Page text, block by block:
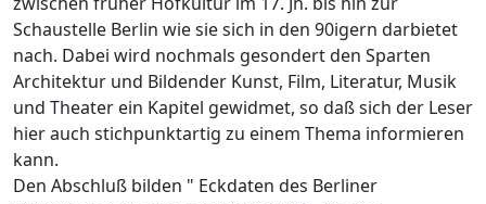
Schaustelle Berlin wie sie sich in den 90igern darbietet
nach. Dabei wird nochmals gesondert den Sparten
Architektur und Bildender Kunst, Film, Literatur, Musik
und Theater ein Kapitel gewidmet, so daß sich der Leser
hier auch stichpunktartig zu einem Thema informieren
kann.
Den Abschluß bilden " Eckdaten des Berliner